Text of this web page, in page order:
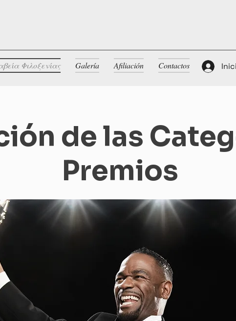
Φιλοξενίας Galería Afiliación Contactos
de las
Premios